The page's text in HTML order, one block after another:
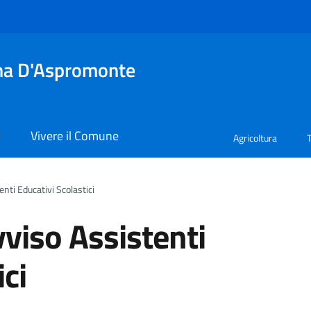
D'Aspromonte
Vivere il Comune Agricoltura
Educativi Scolastici
Assistenti